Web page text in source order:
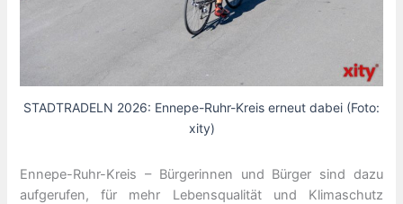
STADTRADELN 2026: Ennepe-Ruhr-Kreis erneut dabei (Foto:
xity)
Ennepe-Ruhr-Kreis – Bürgerinnen und Bürger sind dazu
aufgerufen, für mehr Lebensqualität und Klimaschutz